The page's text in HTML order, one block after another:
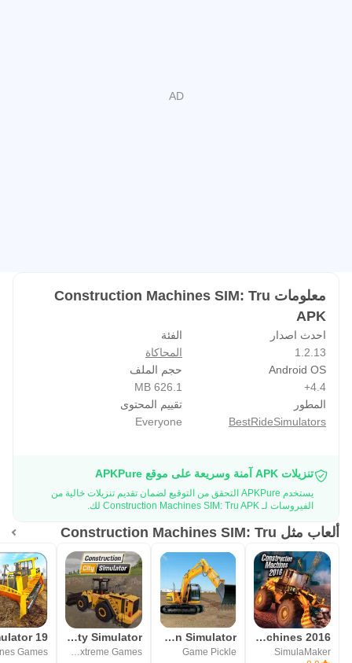
يمكنك نقل الأشياء من مكان إلى آخر باستخدام لعبة الجرار
"محاكي الجرار".
هذه اللعبة لا تنتمي حصريًا إلى المجموعات التالية من ألعاب
الفيديو:
لعبة رافعة أو محاكاة رافعة
ألعاب المخلب
محاكي الجرارات
ألعاب الحفر
محاكاة حفارة أو لعبة حفارة
هل ستفوت حقًا فرصة الدخول إلى عالم محاكاة البناء الرائع؟ لا
تنتظر أكثر من ذلك ، وقم بتنزيل التطبيق الآن لتكون رئيس عمال
البناء الذي طالما رغبت في ذلك! 💯🔥
معلومات Construction Machines SIM: Tru
APK
احدث اصدار
1.2.13
الفئة
المحاكاة
Android OS
4.4+
حجم الملف
626.1 MB
المطور
BestRideSimulators
تقييم المحتوى
Everyone
تنزيلات APK آمنة وسريعة على موقع APKPure
يستخدم APKPure التحقق من التوقيع لضمان تقديم تنزيلات خالية من
الفيروسات لـ Construction Machines SIM: Tru APK لك.
ألعاب مثل Construction Machines SIM: Tru
Construction Machines 2016
SimulaMaker
Construction Simulator
Game Pickle
Construction City Simulator
Play Extreme Games